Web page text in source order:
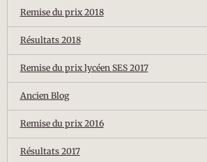
Remise du prix 2018
Résultats 2018
Remise du prix lycéen SES 2017
Ancien Blog
Remise du prix 2016
Résultats 2017